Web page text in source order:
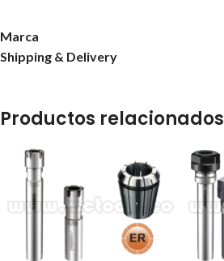
Marca
Shipping & Delivery
Productos relacionados